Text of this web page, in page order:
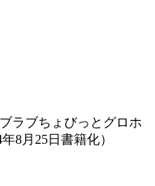
ラブちょびっとグロホ
8月25日書籍化）